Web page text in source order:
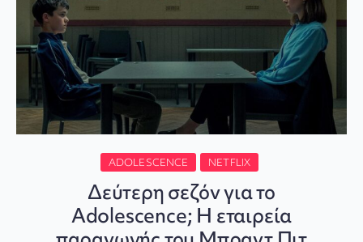
ADOLESCENCE NETFLIX
Δεύτερη σεζόν για το
Adolescence; Η εταιρεία